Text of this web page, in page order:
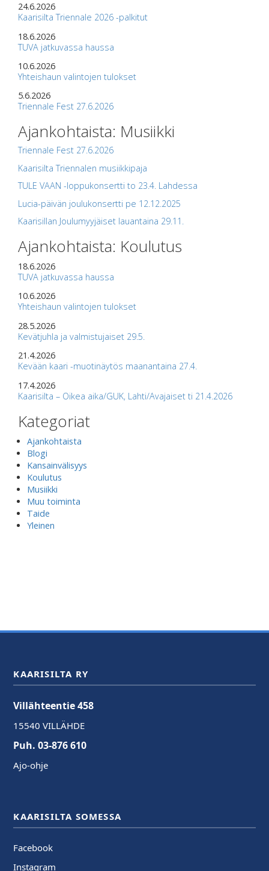
24.6.2026
Kaarisilta Triennale 2026 -palkitut
18.6.2026
TUVA jatkuvassa haussa
10.6.2026
Yhteishaun valintojen tulokset
5.6.2026
Triennale Fest 27.6.2026
Ajankohtaista: Musiikki
Triennale Fest 27.6.2026
Kaarisilta Triennalen musiikkipaja
TULE VAAN -loppukonsertti to 23.4. Lahdessa
Lucia-päivän joulukonsertti pe 12.12.2025
Kaarisillan Joulumyyjäiset lauantaina 29.11.
Ajankohtaista: Koulutus
18.6.2026
TUVA jatkuvassa haussa
10.6.2026
Yhteishaun valintojen tulokset
28.5.2026
Kevätjuhla ja valmistujaiset 29.5.
21.4.2026
Kevään kaari -muotinäytös maanantaina 27.4.
17.4.2026
Kaarisilta – Oikea aika/GUK, Lahti/Avajaiset ti 21.4.2026
Kategoriat
Ajankohtaista
Blogi
Kansainvälisyys
Koulutus
Musiikki
Muu toiminta
Taide
Yleinen
KAARISILTA RY
Villähteentie 458
15540 VILLÄHDE
Puh. 03-876 610
Ajo-ohje
KAARISILTA SOMESSA
Facebook
Instagram